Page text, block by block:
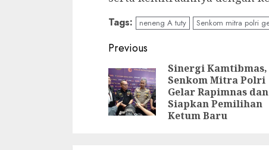
Tags: neneng A tuty Senkom mitra polri
Continue
Reading
Previous
Sinergi Kamtibmas,
Senkom Mitra Polri
Gelar Rapimnas dan
Siapkan Pemilihan
Ketum Baru